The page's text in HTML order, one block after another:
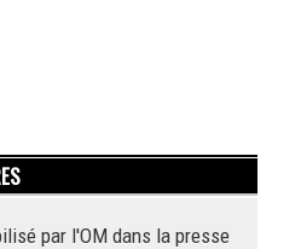
par l'OM dans la presse